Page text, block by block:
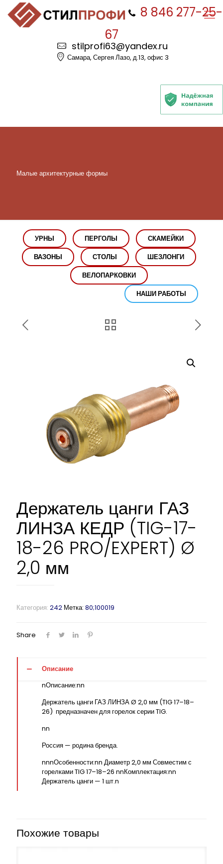
8 846 277-25-
67
stilprofi63@yandex.ru
Самара, Сергея Лазо, д.13, офис 3
Малые архитектурные формы
УРНЫ ПЕРГОЛЫ
СКАМЕЙКИ
ВАЗОНЫ
СТОЛЫ
ШЕЗЛОНГИ
ВЕЛОПАРКОВКИ
НАШИ РАБОТЫ
Держатель цанги ГАЗ
ЛИНЗА КЕДР (TIG-17-
18-26 PRO/EXPERT) Ø
2,0 мм
Категория: 242 Метка: 80;100019
Share
Описание
nОписание:nn
Держатель цанги ГАЗ ЛИНЗА Ø 2,0 мм (TIG 17–18–
26) предназначен для горелок серии TIG.
nn
Россия — родина бренда.
nnnОсобенности:nn Диаметр 2,0 мм Совместим с
горелками TIG 17–18–26 nnКомплектация:nn
Держатель цанги — 1 шт.n
Похожие товары